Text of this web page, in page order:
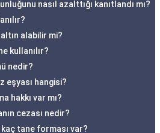
nasıl azalttığı kanıtlandı mı?
alabilir mi?
kullanılır?
nedir?
eşyası hangisi?
hakkı var mı?
cezası nedir?
tane forması var?